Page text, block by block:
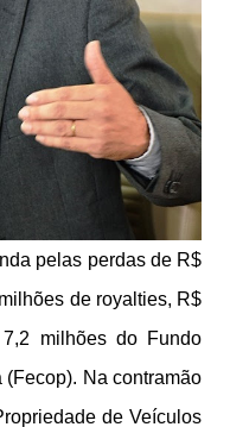
pelas perdas de R$
de royalties, R$
milhões do Fundo
Na contramão
de Veículos